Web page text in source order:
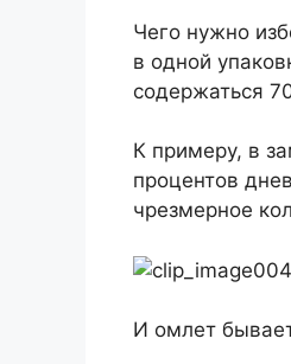
Чего нужно
в одной
содержаться
К примеру, в
процентов
чрезмерное
И омлет